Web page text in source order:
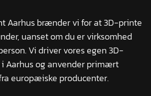
Aarhus brænder vi for at 3D-printe
uanset om du er virksomhed
Vi driver vores egen 3D-
Aarhus og anvender primært
europæiske producenter.